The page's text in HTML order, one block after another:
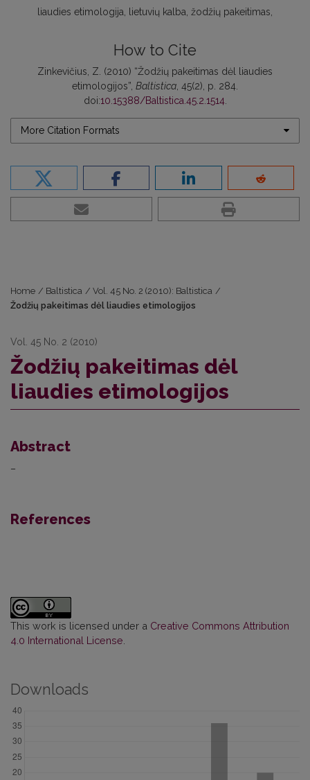
liaudies etimologija lietuvių kalba žodžių pakeitimas
How to Cite
Zinkevičius, Z. (2010) “Žodžių pakeitimas dėl liaudies
etimologijos”, Baltistica , 45(2), p. 284.
doi:10.15388/Baltistica.45.2.1514.
More Citation Formats
Home / Baltistica / Vol. 45 No. 2 (2010): Baltistica /
Žodžių pakeitimas dėl liaudies etimologijos
Vol. 45 No. 2 (2010)
Žodžių pakeitimas dėl
liaudies etimologijos
Abstract
–
References
This work is licensed under a Creative Commons Attribution
4.0 International License
Downloads